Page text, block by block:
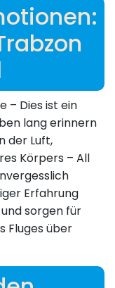
– Dies ist ein
lang erinnern
der Luft,
Körpers – All
Erfahrung
sorgen für
Fluges über